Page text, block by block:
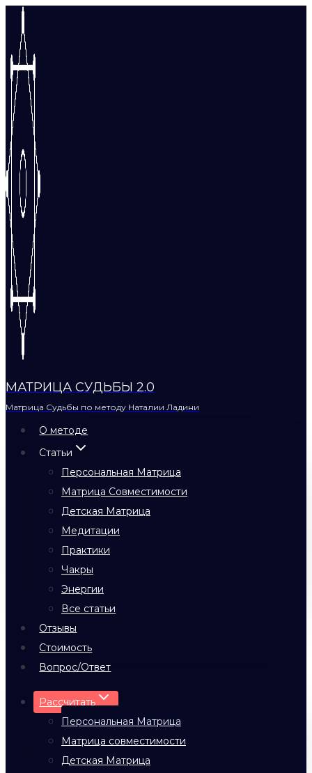
Перейти
содержимому
МАТРИЦА СУДЬБЫ 2.0
Матрица Судьбы по методу Наталии Ладини
О методе
Статьи
Персональная Матрица
Матрица Совместимости
Детская Матрица
Медитации
Практики
Чакры
Энергии
Все статьи
Отзывы
Стоимость
Вопрос/Ответ
Рассчитать
Персональная Матрица
Матрица совместимости
Детская Матрица